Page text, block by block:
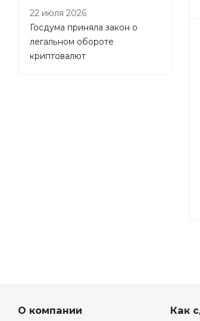
22 июля 2026
Госдума приняла закон о
легальном обороте
криптовалют
О компании Как